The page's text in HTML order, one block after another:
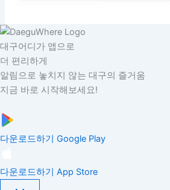
대구어디가 앱으로
더 편리하게
알림으로 놓치지 않는 대구의 즐거움
지금 바로 시작해보세요!
다운로드하기 Google Play
다운로드하기 App Store